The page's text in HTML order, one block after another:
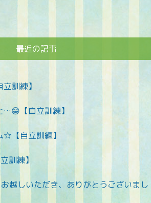
最近の記事
訓練】
【自立訓練】
【自立訓練】
訓練】
越しいただき、ありがとうございまし